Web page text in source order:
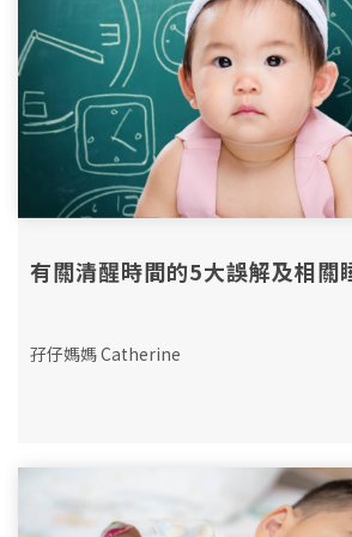
有關清醒時間的5大誤解及相關
孖仔媽媽 Catherine